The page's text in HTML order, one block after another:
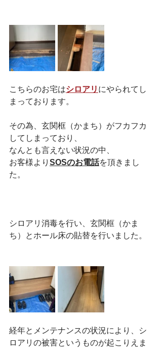
こちらのお宅はシロアリ にやられてし
まっております。
その為、玄関框（かまち）がフカフカ
してしまっており、
なんとも言えない状況の中、
お客様より SOSのお電話を頂きまし
た。
シロアリ消毒を行い、玄関框（かま
ち）とホール床の貼替を行いました。
経年とメンテナンスの状況により、シ
ロアリの被害というものが起こりえま